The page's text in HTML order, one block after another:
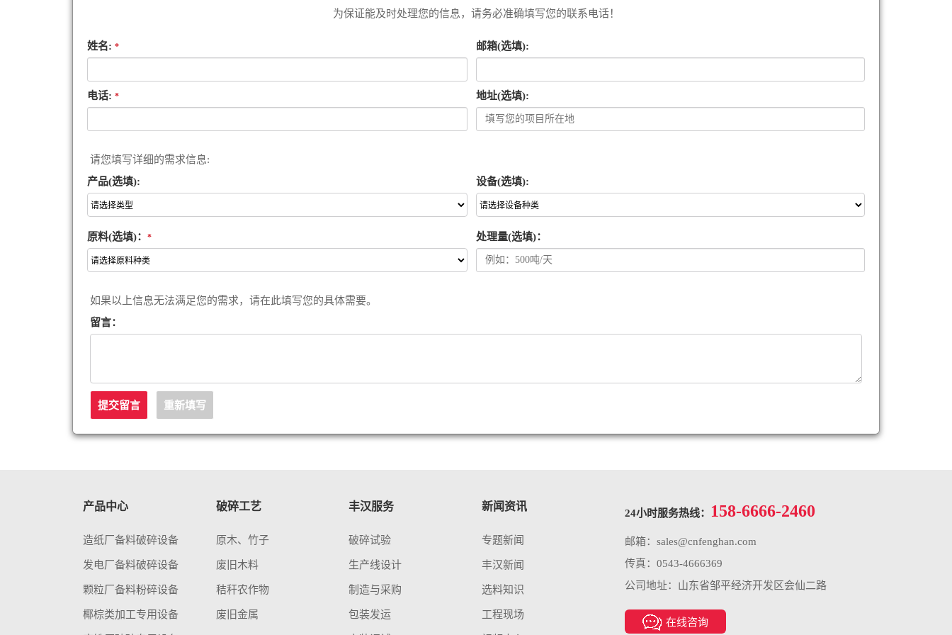
为保证能及时处理您的信息，请务必准确填写您的联系电话！
姓名: * 邮箱(选填):
电话: * 地址(选填):
请您填写详细的需求信息:
产品(选填):
设备(选填):
原料(选填)： * 处理量(选填)：
如果以上信息无法满足您的需求，请在此填写您的具体需要。
留言：
产品中心
造纸厂备料破碎设备
发电厂备料破碎设备
颗粒厂备料粉碎设备
椰棕类加工专用设备
破碎工艺
原木、竹子
废旧木料
秸秆农作物
废旧金属
丰汉服务
破碎试验
生产线设计
制造与采购
包装发运
新闻资讯
专题新闻
丰汉新闻
选料知识
工程现场
24小时服务热线： 158-6666-2460
邮箱： sales@cnfenghan.com
传真：0543-4666369
公司地址：山东省邹平经济开发区会仙二路
在线咨询